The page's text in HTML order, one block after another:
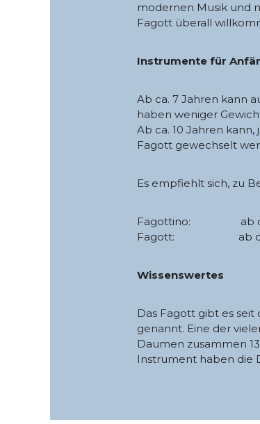
modernen Musik und
Fagott überall
Instrumente für
Ab ca. 7 Jahren kann
haben weniger
Ab ca. 10 Jahren
Fagott gewechselt
Es empfiehlt sich, zu
Fagottino: ab ca.
Fagott: ab ca.
Wissenswertes
Das Fagott gibt es seit
genannt. Eine der
Daumen zusammen
Instrument haben die